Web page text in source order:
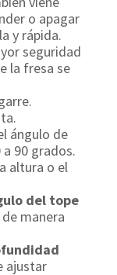
o apagar
y rápida.
seguridad
la fresa se
ángulo de
90 grados.
altura o el
del tope
manera
ajustar